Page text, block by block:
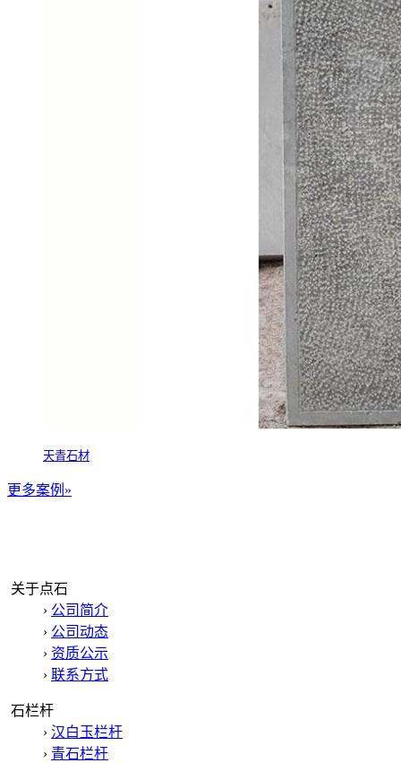
天青石材
更多案例»
关于点石
› 公司简介
› 公司动态
› 资质公示
› 联系方式
石栏杆
› 汉白玉栏杆
› 青石栏杆